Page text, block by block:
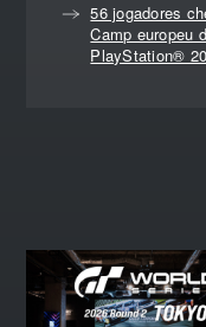
56 jogadores
Camp europeu
PlayStation®